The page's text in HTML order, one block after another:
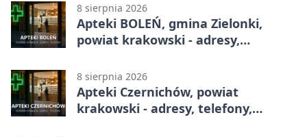
8 sierpnia 2026
Apteki BOLEŃ, gmina Zielonki,
powiat krakowski - adresy,
8 sierpnia 2026
Apteki Czernichów, powiat
krakowski - adresy, telefony,